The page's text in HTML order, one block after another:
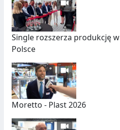
T
U
C
N
Y
C
H
W
Single rozszerza produkcję w
Polsce
Moretto - Plast 2026